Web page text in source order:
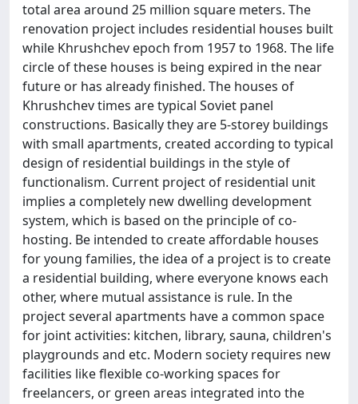
total area around 25 million square meters. The
renovation project includes residential houses built
while Khrushchev epoch from 1957 to 1968. The life
circle of these houses is being expired in the near
future or has already finished. The houses of
Khrushchev times are typical Soviet panel
constructions. Basically they are 5-storey buildings
with small apartments, created according to typical
design of residential buildings in the style of
functionalism. Current project of residential unit
implies a completely new dwelling development
system, which is based on the principle of co-
hosting. Be intended to create affordable houses
for young families, the idea of a project is to create
a residential building, where everyone knows each
other, where mutual assistance is rule. In the
project several apartments have a common space
for joint activities: kitchen, library, sauna, children's
playgrounds and etc. Modern society requires new
facilities like flexible co-working spaces for
freelancers, or green areas integrated into the